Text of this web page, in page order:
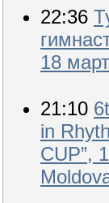
22:36
18
21:10
in
CUP”,